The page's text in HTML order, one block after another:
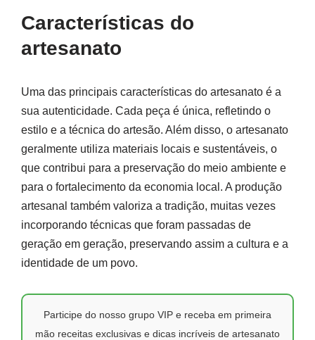
Características do
artesanato
Uma das principais características do artesanato é a
sua autenticidade. Cada peça é única, refletindo o
estilo e a técnica do artesão. Além disso, o artesanato
geralmente utiliza materiais locais e sustentáveis, o
que contribui para a preservação do meio ambiente e
para o fortalecimento da economia local. A produção
artesanal também valoriza a tradição, muitas vezes
incorporando técnicas que foram passadas de
geração em geração, preservando assim a cultura e a
identidade de um povo.
Participe do nosso grupo VIP e receba em primeira
mão receitas exclusivas e dicas incríveis de artesanato